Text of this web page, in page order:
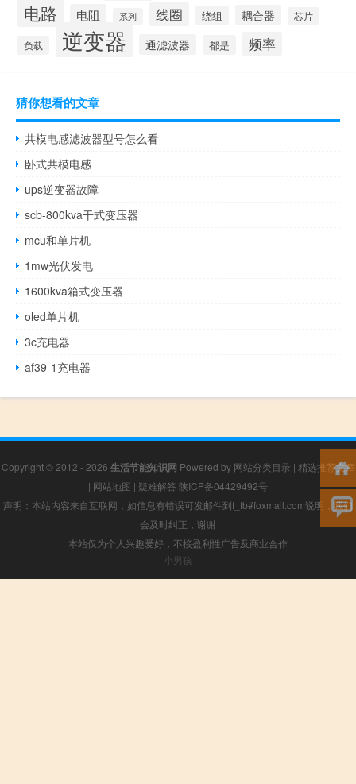
电路 电阻 系列 线圈 绕组 耦合器 芯片
负载 逆变器 通滤波器 都是 频率
猜你想看的文章
共模电感滤波器型号怎么看
卧式共模电感
ups逆变器故障
scb-800kva干式变压器
mcu和单片机
1mw光伏发电
1600kva箱式变压器
oled单片机
3c充电器
af39-1充电器
Copyright © 2012 - 2026 生活节能知识网 Powered by 网站分类目录 | 精选推荐文章
| 网站地图 | 疑难解答 陕ICP备04429492号
声明：本站内容来自互联网，如信息有错误可发邮件到f_fb#foxmail.com说明，我们
会及时纠正，谢谢
本站仅为个人兴趣爱好，不接盈利性广告及商业合作
小男孩